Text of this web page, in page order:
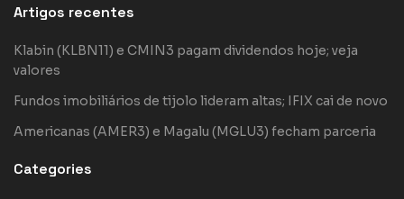
Artigos recentes
Klabin (KLBN11) e CMIN3 pagam dividendos hoje; veja
valores
Fundos imobiliários de tijolo lideram altas; IFIX cai de novo
Americanas (AMER3) e Magalu (MGLU3) fecham parceria
Categories